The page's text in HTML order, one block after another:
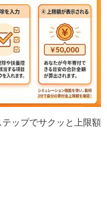
ップでサクッと上限額